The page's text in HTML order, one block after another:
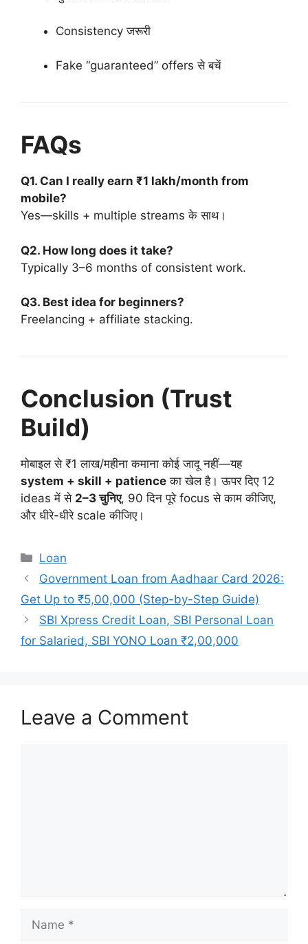
Consistency जरूरी
Fake “guaranteed” offers से बचें
FAQs
Q1. Can I really earn ₹1 lakh/month from
mobile?
Yes—skills + multiple streams के साथ।
Q2. How long does it take?
Typically 3–6 months of consistent work.
Q3. Best idea for beginners?
Freelancing + affiliate stacking.
Conclusion (Trust
Build)
मोबाइल से ₹1 लाख/महीना कमाना कोई जादू नहीं—यह
system + skill + patience का खेल है। ऊपर दिए 12
ideas में से 2–3 चुनिए, 90 दिन पूरे focus से काम कीजिए,
और धीरे-धीरे scale कीजिए।
Categories
Loan
Government Loan from Aadhaar Card 2026:
Get Up to ₹5,00,000 (Step-by-Step Guide)
SBI Xpress Credit Loan, SBI Personal Loan
for Salaried, SBI YONO Loan ₹2,00,000
Leave a Comment
Name